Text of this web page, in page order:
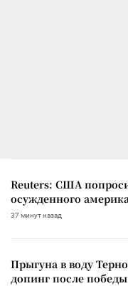
Reuters: США
осужденного
37 минут назад
Прыгуна в воду
допинг после победы